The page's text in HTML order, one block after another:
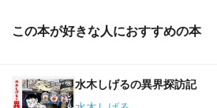
この本が好きな人におすすめの本
水木しげるの異界探訪記